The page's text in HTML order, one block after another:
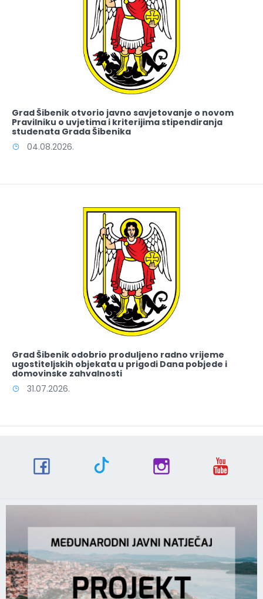
Grad Šibenik otvorio javno savjetovanje o novom
Pravilniku o uvjetima i kriterijima stipendiranja
studenata Grada Šibenika
04.08.2026.
Grad Šibenik odobrio produljeno radno vrijeme
ugostiteljskih objekata u prigodi Dana pobjede i
domovinske zahvalnosti
31.07.2026.